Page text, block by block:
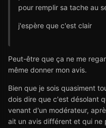
pour remplir sa tache au
j'espère que c'est clair
Peut-être que ça ne me
même donner mon avis.
Bien que je sois quasiment
dois dire que c'est désolant
venant d'un modérateur,
ait un avis différent et qui ne